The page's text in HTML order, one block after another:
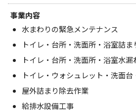
事業内容
水まわりの緊急メンテナンス
トイレ・台所・洗面所・浴室詰ま
トイレ・台所・洗面所・浴室水漏
トイレ・ウォシュレット・洗面
屋外詰まり除去作業
給排水設備工事